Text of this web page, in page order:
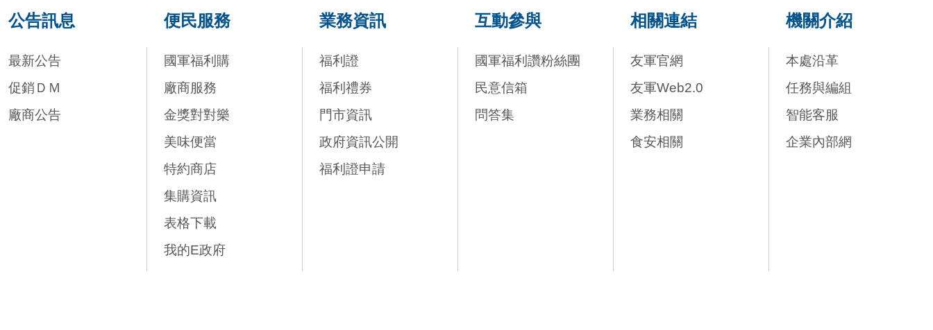
公告訊息
最新公告
促銷ＤＭ
廠商公告
便民服務
國軍福利購
廠商服務
金獎對對樂
美味便當
特約商店
集購資訊
表格下載
我的E政府
業務資訊
福利證
福利禮券
門市資訊
政府資訊公開
福利證申請
互動參與
國軍福利讚粉絲團
民意信箱
問答集
相關連結
友軍官網
友軍Web2.0
業務相關
食安相關
機關介紹
本處沿革
任務與編組
智能客服
企業內部網